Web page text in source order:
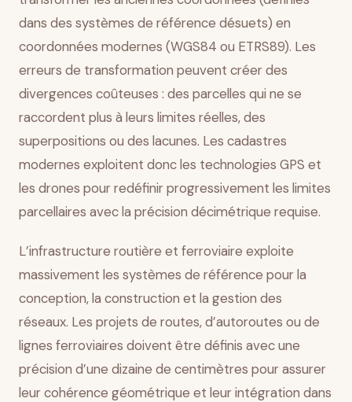
dans des systèmes de référence désuets) en
coordonnées modernes (WGS84 ou ETRS89). Les
erreurs de transformation peuvent créer des
divergences coûteuses : des parcelles qui ne se
raccordent plus à leurs limites réelles, des
superpositions ou des lacunes. Les cadastres
modernes exploitent donc les technologies GPS et
les drones pour redéfinir progressivement les limites
parcellaires avec la précision décimétrique requise.
L’infrastructure routière et ferroviaire exploite
massivement les systèmes de référence pour la
conception, la construction et la gestion des
réseaux. Les projets de routes, d’autoroutes ou de
lignes ferroviaires doivent être définis avec une
précision d’une dizaine de centimètres pour assurer
leur cohérence géométrique et leur intégration dans